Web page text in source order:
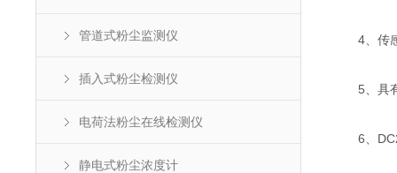
管道式粉尘监测仪
插入式粉尘检测仪
电荷法粉尘在线检测仪
静电式粉尘浓度计
4、传感
5、具有
6、